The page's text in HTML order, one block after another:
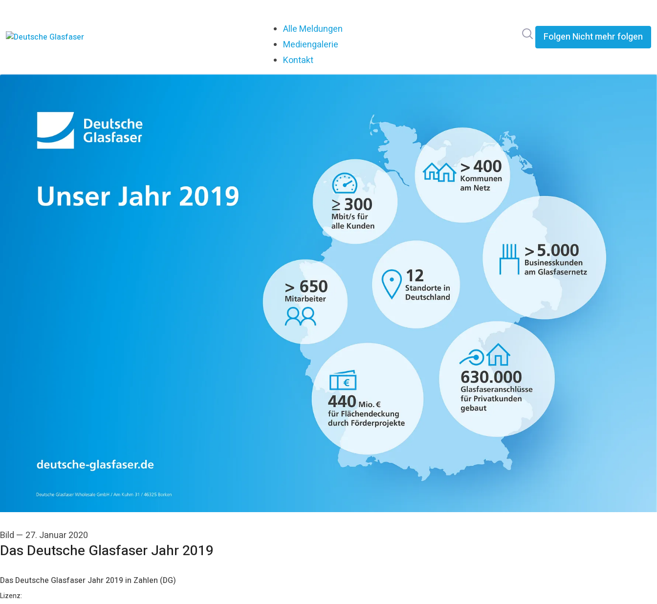
Alle Meldungen
Mediengalerie
Kontakt
Im Newsroom suchen
Folgen Nicht mehr folgen
Bild — 27. Januar 2020
Das Deutsche Glasfaser Jahr 2019
Das Deutsche Glasfaser Jahr 2019 in Zahlen (DG)
DG
Lizenz: